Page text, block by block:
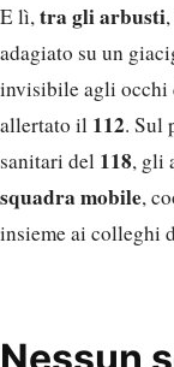
E lì,tra gli arbusti
adagiato su un
invisibile agli occhi
allertato il 112. Sul
sanitari del 118, gli
squadra mobile,
insieme ai colleghi
Nessun